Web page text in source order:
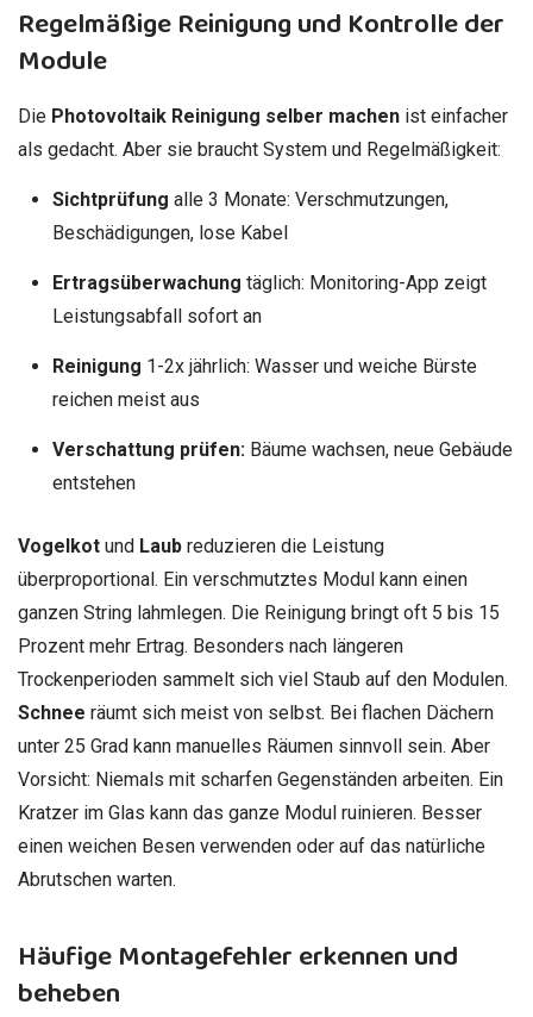
Regelmäßige Reinigung und Kontrolle der
Module
Die Photovoltaik Reinigung selber machen ist einfacher
als gedacht. Aber sie braucht System und Regelmäßigkeit:
Sichtprüfung alle 3 Monate: Verschmutzungen,
Beschädigungen, lose Kabel
Ertragsüberwachung täglich: Monitoring-App zeigt
Leistungsabfall sofort an
Reinigung 1-2x jährlich: Wasser und weiche Bürste
reichen meist aus
Verschattung prüfen:Bäume wachsen, neue Gebäude
entstehen
Vogelkot und Laub reduzieren die Leistung
überproportional. Ein verschmutztes Modul kann einen
ganzen String lahmlegen. Die Reinigung bringt oft 5 bis 15
Prozent mehr Ertrag. Besonders nach längeren
Trockenperioden sammelt sich viel Staub auf den Modulen.
Schnee räumt sich meist von selbst. Bei flachen Dächern
unter 25 Grad kann manuelles Räumen sinnvoll sein. Aber
Vorsicht: Niemals mit scharfen Gegenständen arbeiten. Ein
Kratzer im Glas kann das ganze Modul ruinieren. Besser
einen weichen Besen verwenden oder auf das natürliche
Abrutschen warten.
Häufige Montagefehler erkennen und
beheben